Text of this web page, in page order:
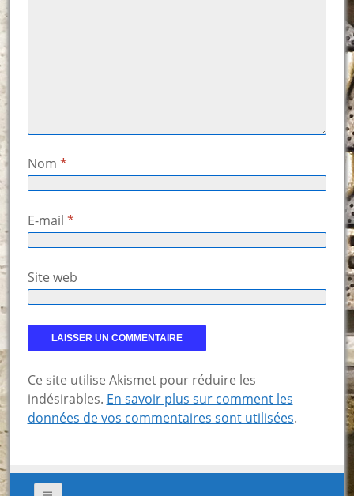
Nom *
E-mail *
Site web
Ce site utilise Akismet pour réduire les
indésirables. En savoir plus sur comment les
données de vos commentaires sont utilisées.